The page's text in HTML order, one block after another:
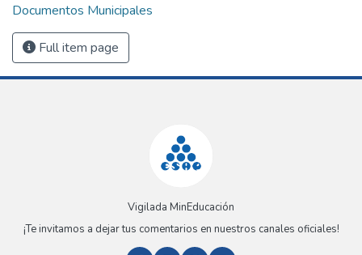
Documentos Municipales
Full item page
Vigilada MinEducación
¡Te invitamos a dejar tus comentarios en nuestros canales oficiales!